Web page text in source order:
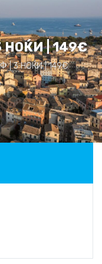
| 149€
| 3 НОЌИ | 149€